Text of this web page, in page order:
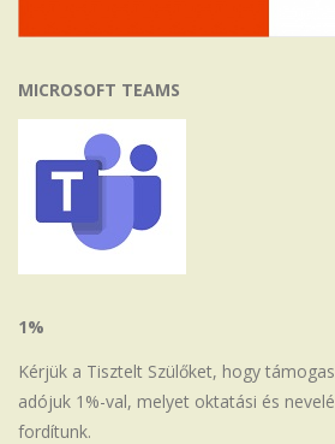
MICROSOFT TEAMS
1%
Kérjük a Tisztelt Szülőket, hogy
adójuk 1%-val, melyet oktatási és
fordítunk.